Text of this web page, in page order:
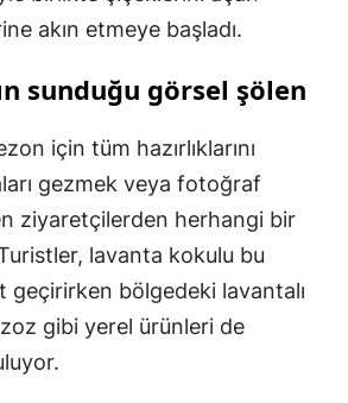
akın etmeye başladı.
sunduğu görsel şölen
için tüm hazırlıklarını
gezmek veya fotoğraf
ziyaretçilerden herhangi bir
lavanta kokulu bu
geçirirken bölgedeki lavantalı
gibi yerel ürünleri de